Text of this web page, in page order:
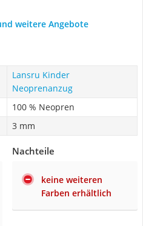
weitere Angebote
Lansru Kinder
Neoprenanzug
100 % Neopren
3 mm
Nachteile
keine weiteren
Farben erhältlich